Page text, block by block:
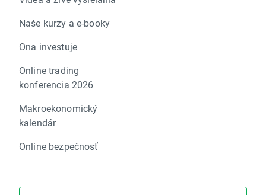
Naše kurzy a e-booky
Ona investuje
Online trading
konferencia 2026
Makroekonomický
kalendár
Online bezpečnosť